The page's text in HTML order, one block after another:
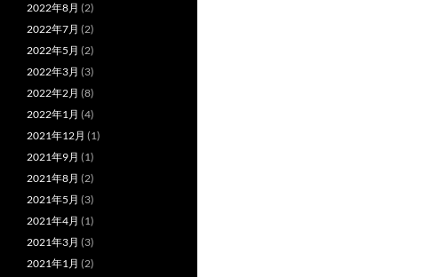
2022年8月 (2)
2022年7月 (2)
2022年5月 (2)
2022年3月 (3)
2022年2月 (8)
2022年1月 (4)
2021年12月 (1)
2021年9月 (1)
2021年8月 (2)
2021年5月 (3)
2021年4月 (1)
2021年3月 (3)
2021年1月 (2)